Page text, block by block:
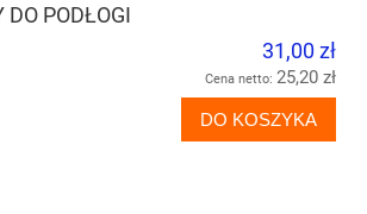
DO PODŁOGI
31,00 zł
Cena netto: 25,20 zł
DO KOSZYKA